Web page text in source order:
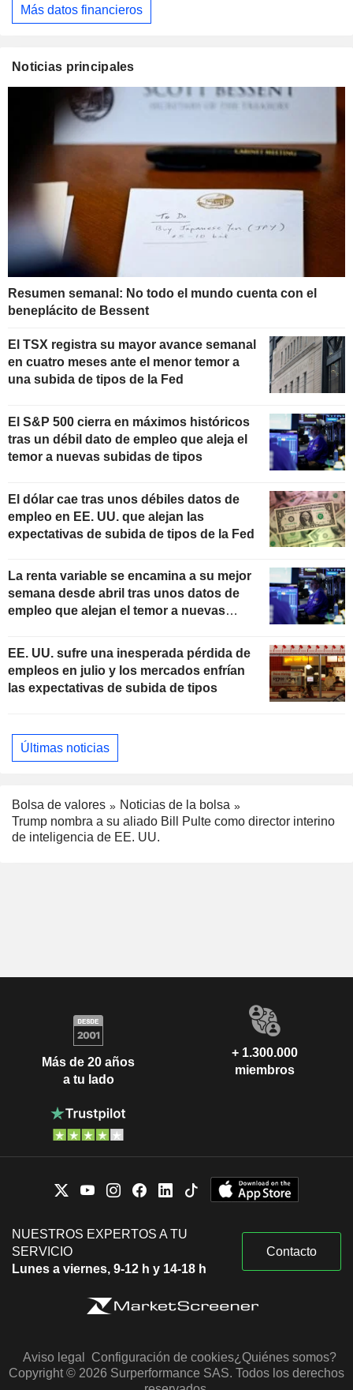
Más datos financieros
Noticias principales
Resumen semanal: No todo el mundo cuenta con el
beneplácito de Bessent
El TSX registra su mayor avance semanal
en cuatro meses ante el menor temor a
una subida de tipos de la Fed
El S&P 500 cierra en máximos históricos
tras un débil dato de empleo que aleja el
temor a nuevas subidas de tipos
El dólar cae tras unos débiles datos de
empleo en EE. UU. que alejan las
expectativas de subida de tipos de la Fed
La renta variable se encamina a su mejor
semana desde abril tras unos datos de
empleo que alejan el temor a nuevas
EE. UU. sufre una inesperada pérdida de
empleos en julio y los mercados enfrían
las expectativas de subida de tipos
Últimas noticias
Bolsa de valores
Noticias de la bolsa
Trump nombra a su aliado Bill Pulte como director interino
de inteligencia de EE. UU.
Más de 20 años
a tu lado
+ 1.300.000
miembros
NUESTROS EXPERTOS A TU
SERVICIO
Lunes a viernes, 9-12 h y 14-18 h
Contacto
Aviso legal Configuración de cookies¿Quiénes somos?
Copyright © 2026 Surperformance SAS. Todos los derechos